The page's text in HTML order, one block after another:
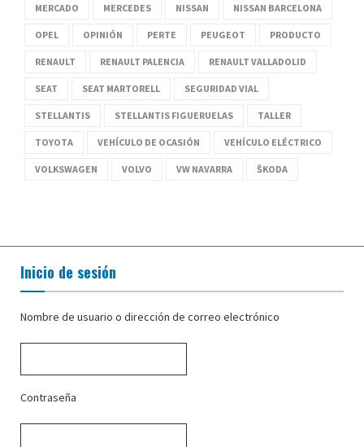
MERCADO MERCEDES NISSAN NISSAN BARCELONA
OPEL OPINIÓN PERTE PEUGEOT PRODUCTO
RENAULT RENAULT PALENCIA RENAULT VALLADOLID
SEAT SEAT MARTORELL SEGURIDAD VIAL
STELLANTIS STELLANTIS FIGUERUELAS TALLER
TOYOTA VEHÍCULO DE OCASIÓN VEHÍCULO ELÉCTRICO
VOLKSWAGEN VOLVO VW NAVARRA ŠKODA
Inicio de sesión
Nombre de usuario o dirección de correo electrónico
Contraseña